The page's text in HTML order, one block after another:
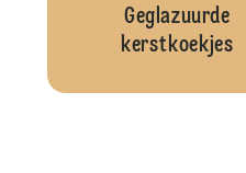
Geglazuurde
kerstkoekjes